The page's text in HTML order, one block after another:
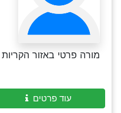
מורה פרטי באזור הקריות
עוד פרטים